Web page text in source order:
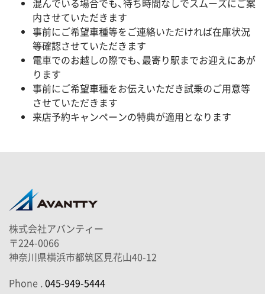
内させていただきます
事前にご希望車種等をご連絡いただければ在庫状況
等確認させていただきます
電車でのお越しの際でも、最寄り駅までお迎えにあが
ります
事前にご希望車種をお伝えいただき試乗のご用意等
させていただきます
来店予約キャンペーンの特典が適用となります
株式会社アバンティー
〒224-0066
神奈川県横浜市都筑区見花山40-12
Phone .045-949-5444